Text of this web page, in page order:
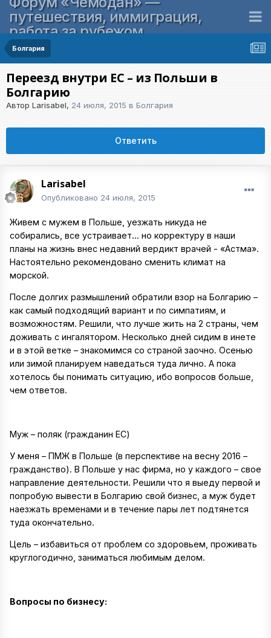
путешествия, иммиграция,
работа за рубежом
Болгария
Переезд внутри ЕС – из Польши в
Болгарию
Автор Larisabel, 24 июля, 2015 в Болгария
Ответить
Larisabel
Опубликовано 24 июля, 2015
Живем с мужем в Польше, уезжать никуда не
собирались, все устраивает... но корректуру в наши
планы на жизнь внес недавний вердикт врачей - «Астма».
Настоятельно рекомендовано сменить климат на
морской.
После долгих размышлений обратили взор на Болгарию –
как самый подходящий вариант и по симпатиям, и
возможностям. Решили, что лучше жить на 2 страны, чем
доживать с ингалятором. Несколько дней сидим в инете
и в этой ветке – знакомимся со страной заочно. Осенью
или зимой планируем наведаться туда лично. А пока
хотелось бы понимать ситуацию, ибо вопросов больше,
чем ответов.
Муж – поляк (гражданин ЕС)
У меня – ПМЖ в Польше (в перспективе на весну 2016 –
гражданство). В Польше у нас фирма, но у каждого – свое
направление деятельности. Решили что я выеду первой и
попробую вывести в Болгарию свой бизнес, а муж будет
наезжать временами и в течение пары лет подтянется
туда окончательно.
Цель – избавиться от проблем со здоровьем, проживать
круглогодично, заниматься любимым делом.
Вопросы по бизнесу: